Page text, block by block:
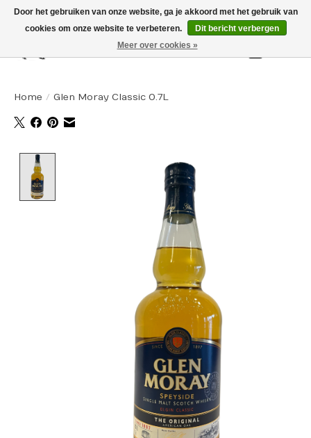
Home / Glen Moray Classic 0.7L
Product image slideshow Items
Door het gebruiken van onze website, ga je akkoord met het gebruik van
cookies om onze website te verbeteren.
Dit bericht verbergen
Meer over cookies »